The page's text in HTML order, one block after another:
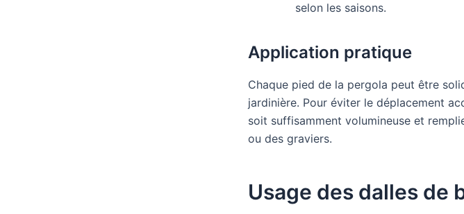
selon les saisons.
Application pratique
Chaque pied de la pergola peut être
jardinière. Pour éviter le déplacement
soit suffisamment volumineuse et
ou des graviers.
Usage des dalles de